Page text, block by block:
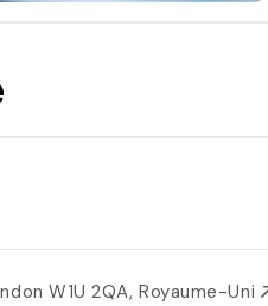
W1U 2QA, Royaume-Uni